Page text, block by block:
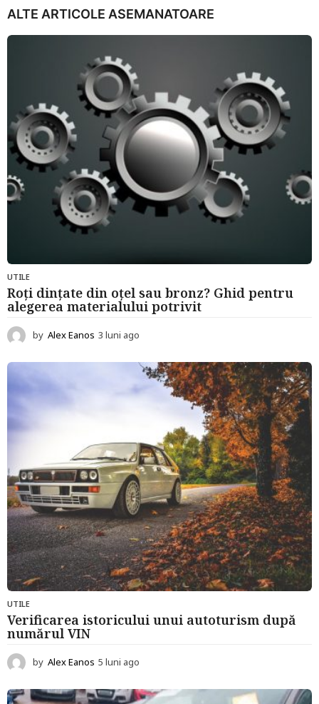
ALTE ARTICOLE ASEMANATOARE
UTILE
Roți dințate din oțel sau bronz? Ghid pentru
alegerea materialului potrivit
by Alex Eanos 3 luni ago
u
n
UTILE
Verificarea istoricului unui autoturism după
numărul VIN
by Alex Eanos 5 luni ago
u